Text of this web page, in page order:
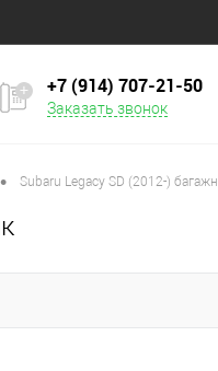
+7 (914) 707‒21‒50
Заказать звонок
• Subaru Legacy SD (2012-)